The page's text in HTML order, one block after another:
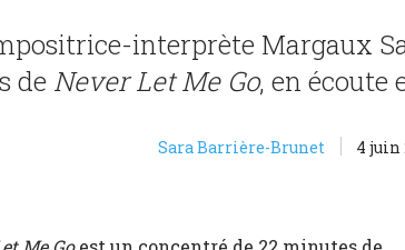
interprète Margaux
de Never Let Me Go, en écoute
Sara Barrière-Brunet 4 juin